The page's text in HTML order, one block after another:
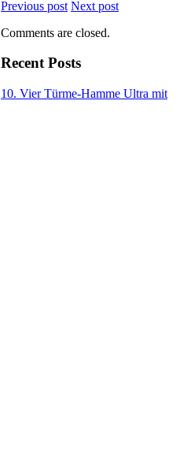
Previous post Next post
Comments are closed.
Recent Posts
10. Vier Türme-Hamme Ultra mit